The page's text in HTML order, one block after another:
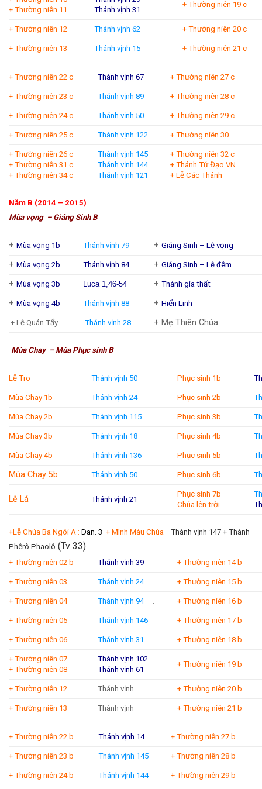
+ Thường niên 11
Thánh vịnh 31
+ Thường niên 19 c
+ Thường niên 12 Thánh vịnh 62 + Thường niên 20 c
+ Thường niên 13 Thánh vịnh 15 + Thường niên 21 c
+ Thường niên 22 c Thánh vịnh 67 + Thường niên 27 c
+ Thường niên 23 c Thánh vịnh 89 + Thường niên 28 c
+ Thường niên 24 c Thánh vịnh 50 + Thường niên 29 c
+ Thường niên 25 c Thánh vịnh 122 + Thường niên 30
+ Thường niên 26 c
+ Thường niên 31 c
+ Thường niên 34 c
Thánh vịnh 145
Thánh vịnh 144
Thánh vịnh 121
+ Thường niên 32 c
+ Thánh Tử Đạo VN
+ Lễ Các Thánh
Năm B (2014 – 2015)
Mùa vọng – Giáng Sinh B
+ Mùa vọng 1b Thánh vịnh 79 +Giáng Sinh – Lễ vọng
+ Mùa vọng 2b Thánh vịnh 84 +Giáng Sinh – Lễ đêm
+ Mùa vọng 3b Luca 1,46-54 +Thánh gia thất
+ Mùa vọng 4b Thánh vịnh 88 +Hiển Linh
+ Lễ Quán Tẩy Thánh vịnh 28 + Mẹ Thiên Chúa
Mùa Chay – Mùa Phục sinh B
Lễ Tro Thánh vịnh 50 Phục sinh 1b
Mùa Chay 1b Thánh vịnh 24 Phục sinh 2b
Mùa Chay 2b Thánh vịnh 115 Phục sinh 3b
Mùa Chay 3b Thánh vịnh 18 Phục sinh 4b
Mùa Chay 4b Thánh vịnh 136 Phục sinh 5b
Mùa Chay 5b Thánh vịnh 50 Phục sinh 6b
Lễ Lá Thánh vịnh 21
Phục sinh 7b
Chúa lên trời
+Lễ Chúa Ba Ngôi A : Dan. 3 + Mình Máu Chúa Thánh vịnh 147 + Thánh
Phêrô Phaolô (Tv 33)
+ Thường niên 02 b Thánh vịnh 39 + Thường niên 14 b
+ Thường niên 03 Thánh vịnh 24 + Thường niên 15 b
+ Thường niên 04 Thánh vịnh 94 + Thường niên 16 b
+ Thường niên 05 Thánh vịnh 146 + Thường niên 17 b
+ Thường niên 06 Thánh vịnh 31 + Thường niên 18 b
+ Thường niên 07
+ Thường niên 08
Thánh vịnh 102
Thánh vịnh 61
+ Thường niên 19 b
+ Thường niên 12 Thánh vịnh + Thường niên 20 b
+ Thường niên 13 Thánh vịnh + Thường niên 21 b
+ Thường niên 22 b Thánh vịnh 14 + Thường niên 27 b
+ Thường niên 23 b Thánh vịnh 145 + Thường niên 28 b
+ Thường niên 24 b Thánh vịnh 144 + Thường niên 29 b